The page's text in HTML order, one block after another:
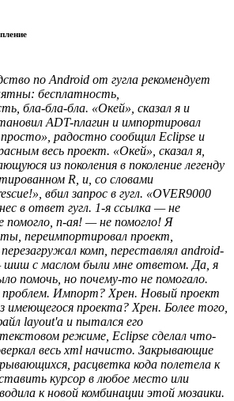
по Android от гугла рекомендует
бесплатность,
бла-бла-бла. «Окей», сказал я и
ADT-плагин и импортировал
радостно сообщил Eclipse и
весь проект. «Окей», сказал я,
из поколения в поколение легенду
R, и, со словами
вбил запрос в гугл. «OVER9000
в ответ гугл. 1-я ссылка — не
помогло, n-ая! — не помогло! Я
переимпортировал проект,
комп, переставлял android-
шиш с маслом были мне ответом. Да, я
помочь, но почему-то не помогало.
Импорт? Хрен. Новый проект
имеющегося проекта? Хрен. Более того,
layout'a и пытался его
режиме, Eclipse сделал что-
весь xml начисто. Закрывающие
расцветка кода полетела к
курсор в любое место или
к новой комбинации этой мозаики.